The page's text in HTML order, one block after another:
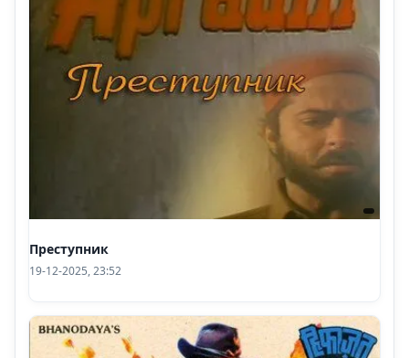
Преступник
19-12-2025, 23:52